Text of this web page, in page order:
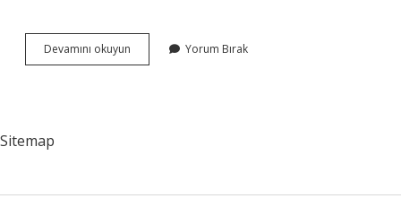
Devamını okuyun
Güvenliği
Yorum Bırak
Sitemap